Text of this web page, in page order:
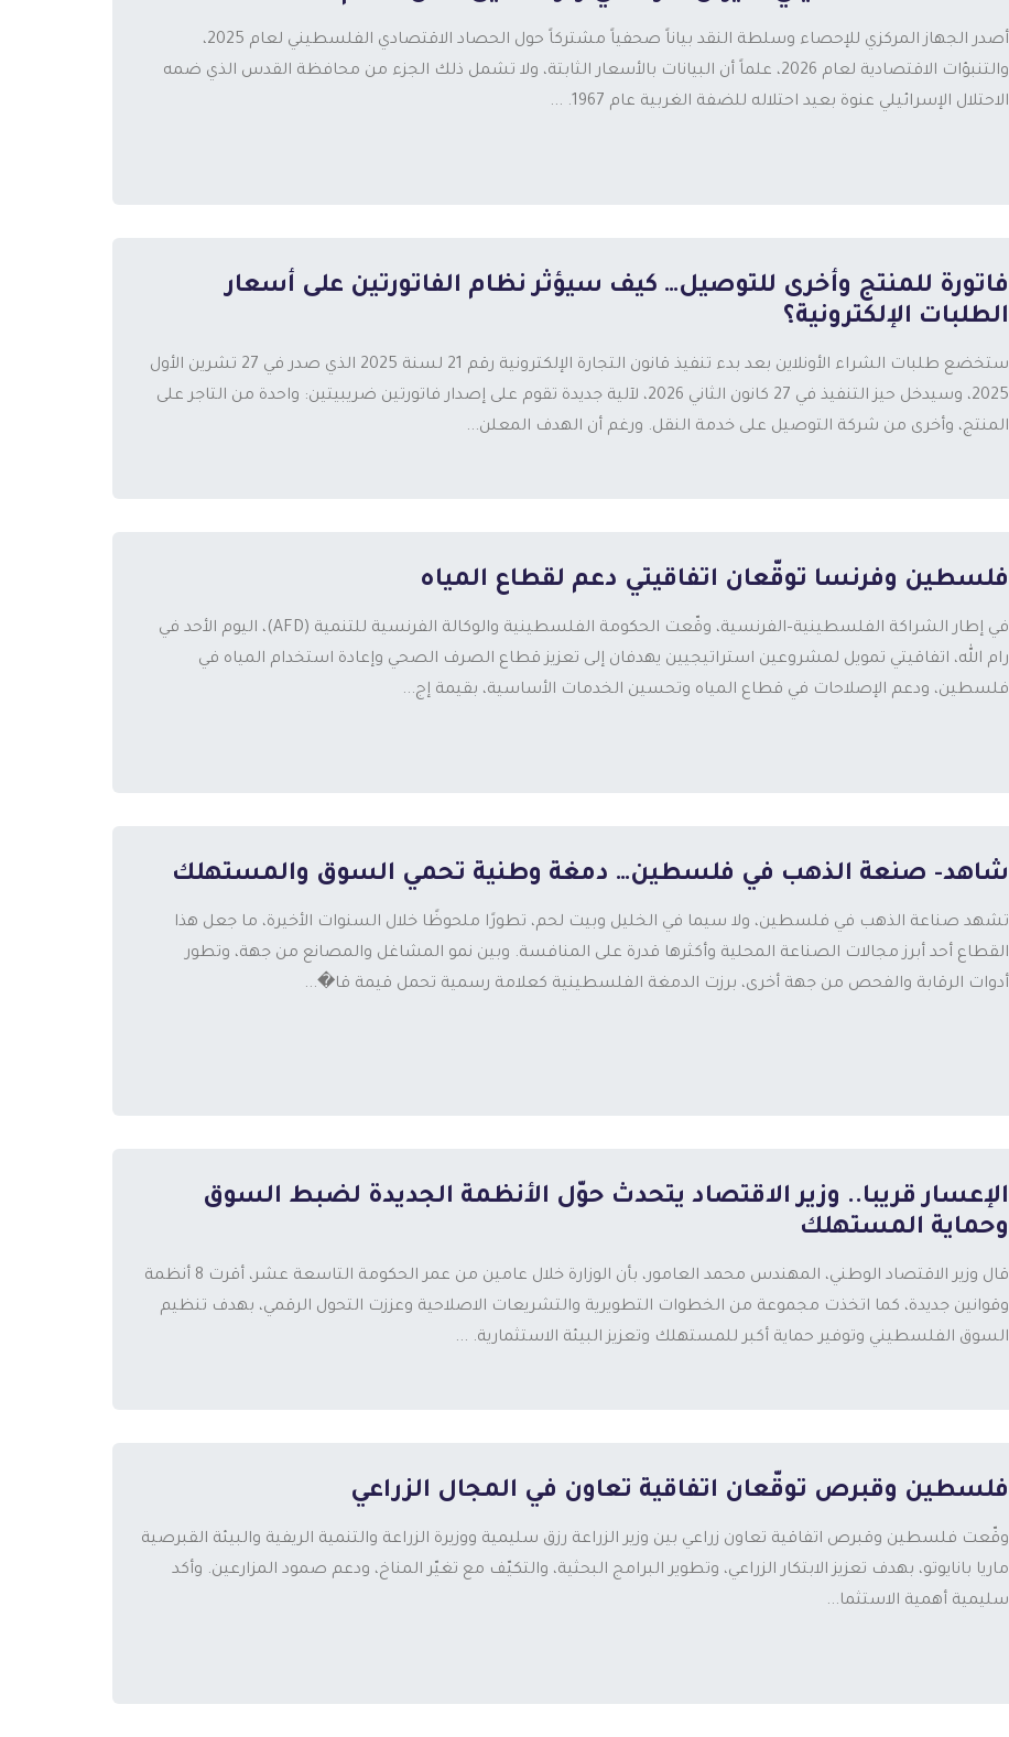
أصدر الجهاز المركزي للإحصاء وسلطة النقد بياناً صحفياً مشتركاً حول الحصاد الاقتصادي الفلسطيني لعام 2025،
والتنبؤات الاقتصادية لعام 2026، علماً أن البيانات بالأسعار الثابتة، ولا تشمل ذلك الجزء من محافظة القدس الذي ضمه
الاحتلال الإسرائيلي عنوة بعيد احتلاله للضفة الغربية عام 1967. ...
فاتورة للمنتج وأخرى للتوصيل… كيف سيؤثر نظام الفاتورتين على أسعار
الطلبات الإلكترونية؟
ستخضع طلبات الشراء الأونلاين بعد بدء تنفيذ قانون التجارة الإلكترونية رقم 21 لسنة 2025 الذي صدر في 27 تشرين الأول
2025، وسيدخل حيز التنفيذ في 27 كانون الثاني 2026، لآلية جديدة تقوم على إصدار فاتورتين ضريبيتين: واحدة من التاجر على
المنتج، وأخرى من شركة التوصيل على خدمة النقل. ورغم أن الهدف المعلن...
فلسطين وفرنسا توقّعان اتفاقيتي دعم لقطاع المياه
في إطار الشراكة الفلسطينية–الفرنسية، وقّعت الحكومة الفلسطينية والوكالة الفرنسية للتنمية (AFD)، اليوم الأحد في
رام الله، اتفاقيتي تمويل لمشروعين استراتيجيين يهدفان إلى تعزيز قطاع الصرف الصحي وإعادة استخدام المياه في
فلسطين، ودعم الإصلاحات في قطاع المياه وتحسين الخدمات الأساسية، بقيمة إج...
شاهد- صنعة الذهب في فلسطين… دمغة وطنية تحمي السوق والمستهلك
تشهد صناعة الذهب في فلسطين، ولا سيما في الخليل وبيت لحم، تطورًا ملحوظًا خلال السنوات الأخيرة، ما جعل هذا
القطاع أحد أبرز مجالات الصناعة المحلية وأكثرها قدرة على المنافسة. وبين نمو المشاغل والمصانع من جهة، وتطور
أدوات الرقابة والفحص من جهة أخرى، برزت الدمغة الفلسطينية كعلامة رسمية تحمل قيمة قا�...
الإعسار قريبا.. وزير الاقتصاد يتحدث حوّل الأنظمة الجديدة لضبط السوق
وحماية المستهلك
قال وزير الاقتصاد الوطني، المهندس محمد العامور، بأن الوزارة خلال عامين من عمر الحكومة التاسعة عشر، أقرت 8 أنظمة
وقوانين جديدة، كما اتخذت مجموعة من الخطوات التطويرية والتشريعات الاصلاحية وعززت التحول الرقمي، بهدف تنظيم
السوق الفلسطيني وتوفير حماية أكبر للمستهلك وتعزيز البيئة الاستثمارية. ...
فلسطين وقبرص توقّعان اتفاقية تعاون في المجال الزراعي
وقّعت فلسطين وقبرص اتفاقية تعاون زراعي بين وزير الزراعة رزق سليمية ووزيرة الزراعة والتنمية الريفية والبيئة القبرصية
ماريا بانايوتو، بهدف تعزيز الابتكار الزراعي، وتطوير البرامج البحثية، والتكيّف مع تغيّر المناخ، ودعم صمود المزارعين. وأكد
سليمية أهمية الاستثما...